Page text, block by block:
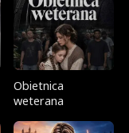
Obietnica
weterana